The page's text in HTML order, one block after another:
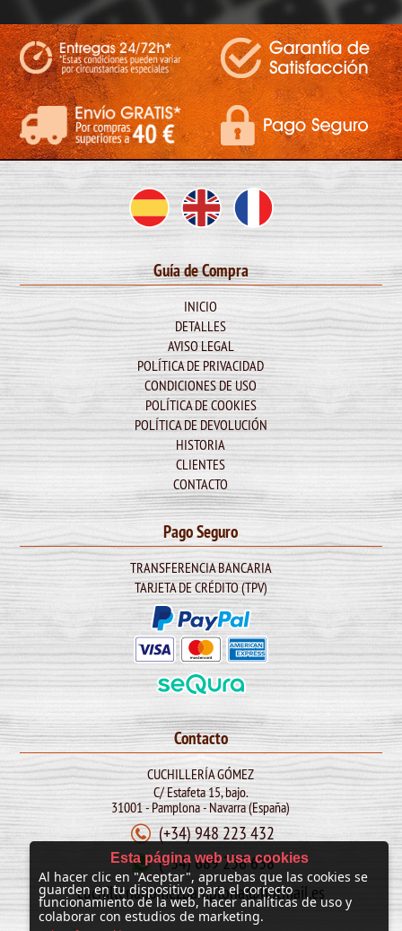
Guía de Compra
INICIO
DETALLES
AVISO LEGAL
POLÍTICA DE PRIVACIDAD
CONDICIONES DE USO
POLÍTICA DE COOKIES
POLÍTICA DE DEVOLUCIÓN
HISTORIA
CLIENTES
CONTACTO
Pago Seguro
TRANSFERENCIA BANCARIA
TARJETA DE CRÉDITO (TPV)
Contacto
CUCHILLERÍA GÓMEZ
C/ Estafeta 15, bajo.
31001 - Pamplona - Navarra (España)
(+34) 948 223 432
(+34) 689 256 638
cuchilleriagomezpamplona@hotmail.es
Esta página web usa cookies
Al hacer clic en "Aceptar", apruebas que las cookies se
guarden en tu dispositivo para el correcto
funcionamiento de la web, hacer analíticas de uso y
colaborar con estudios de marketing.